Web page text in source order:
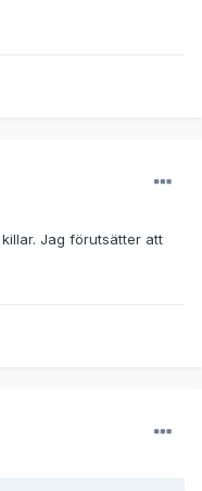
Jag förutsätter att